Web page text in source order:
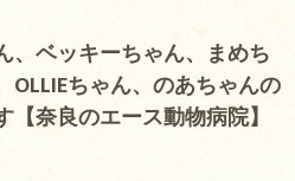
、ベッキーちゃん、まめち
OLLIEちゃん、のあちゃんの
【奈良のエース動物病院】